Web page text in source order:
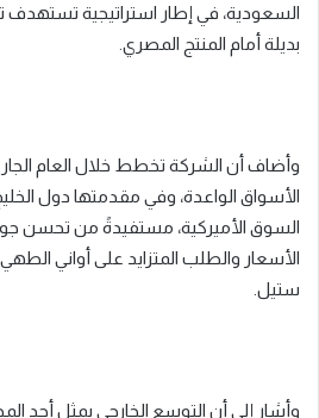
السعودية، في إطار استراتيجية تستهدف
بديلة أمام المنتج المصري.
وأضاف أن الشركة تخطط خلال العام
الأسواق الواعدة، وفي مقدمتها دول
السوق الأميركية، مستفيدةً من تحسن
الأسعار والطلب المتزايد على أواني
ستيل.
وأشار إلى أن التوسع الخارجي يمثل أحد